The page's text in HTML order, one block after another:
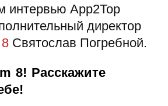
интервью App2Top
директор
Святослав Погребной.
8! Расскажите